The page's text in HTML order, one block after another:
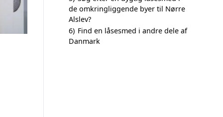
de omkringliggende byer til Nørre
Alslev?
6) Find en låsesmed i andre dele af
Danmark